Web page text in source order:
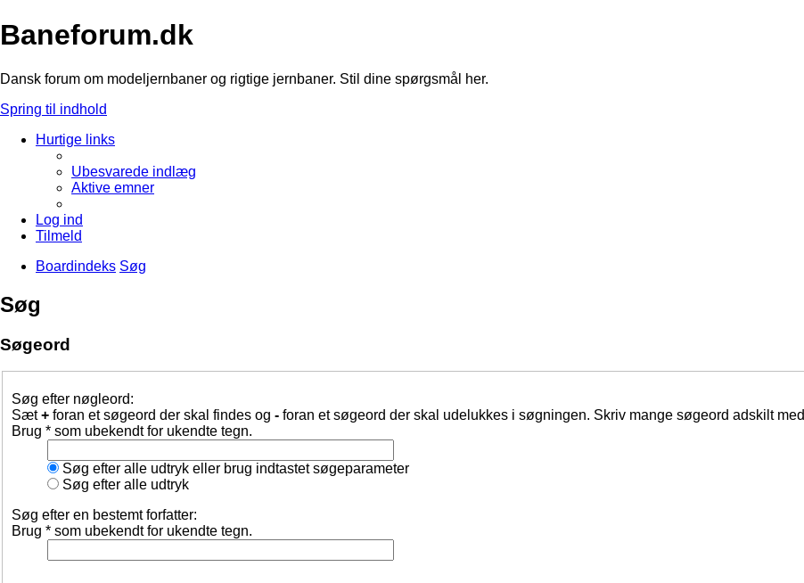
Baneforum.dk
Dansk forum om modeljernbaner og rigtige jernbaner. Stil dine spørgsmål her.
Spring til indhold
Hurtige links
Ubesvarede indlæg
Aktive emner
Log ind
Tilmeld
Boardindeks Søg
Søg
Søgeord
Søg efter nøgleord:
Sæt+ foran et søgeord der skal findes og - foran et søgeord der skal udelukkes i søgningen. Skriv mange søgeord adskilt med
Brug * som ubekendt for ukendte tegn.
Søg efter alle udtryk eller brug indtastet søgeparameter
Søg efter alle udtryk
Søg efter en bestemt forfatter:
Brug * som ubekendt for ukendte tegn.